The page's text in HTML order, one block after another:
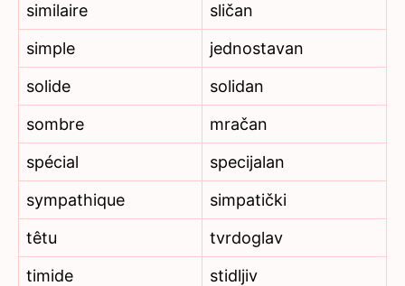
similaire
sličan
simple
jednostavan
solide
solidan
sombre
mračan
spécial
specijalan
sympathique
simpatički
têtu
tvrdoglav
timide
stidljiv